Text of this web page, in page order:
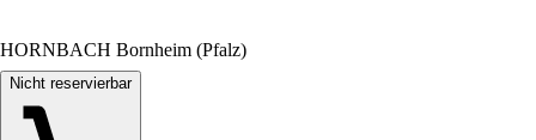
HORNBACH Bornheim (Pfalz)
Nicht reservierbar